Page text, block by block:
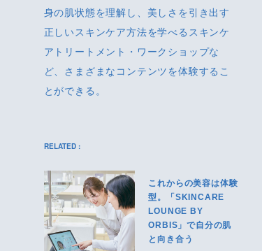
身の肌状態を理解し、美しさを引き出す
正しいスキンケア方法を学べるスキンケ
アトリートメント・ワークショップな
ど、さまざまなコンテンツを体験するこ
とができる。
RELATED :
これからの美容は体験
型。「SKINCARE
LOUNGE BY
ORBIS」で自分の肌
と向き合う